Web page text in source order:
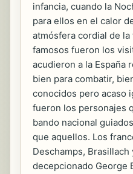
infancia, cuando la
para ellos en el calor
atmósfera cordial de
famosos fueron los
acudieron a la España
bien para combatir,
conocidos pero acaso
fueron los personajes
bando nacional
que aquellos. Los
Deschamps, Brasillach
decepcionado George